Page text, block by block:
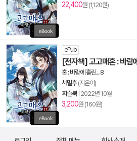
22,400원 (1,120원)
ePub
[전자책] 고고매혼 : 바람
혼 : 바람에 홀린... 8
서밀후(지은이)
휘슬북| 2022년 10월
3,200원 (160원)